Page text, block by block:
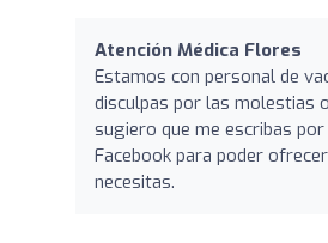
Atención Médica Flores
Estamos con personal de
disculpas por las molestias
sugiero que me escribas por
Facebook para poder
necesitas.